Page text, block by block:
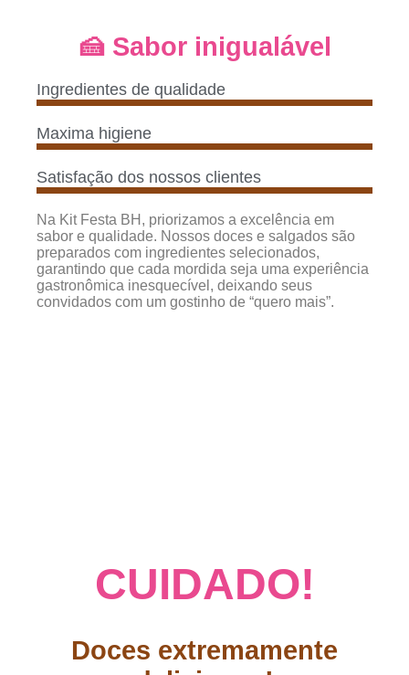
🍰 Sabor inigualável
Ingredientes de qualidade
Maxima higiene
Satisfação dos nossos clientes
Na Kit Festa BH, priorizamos a excelência em
sabor e qualidade. Nossos doces e salgados são
preparados com ingredientes selecionados,
garantindo que cada mordida seja uma experiência
gastronômica inesquecível, deixando seus
convidados com um gostinho de “quero mais”.
CUIDADO!
Doces extremamente